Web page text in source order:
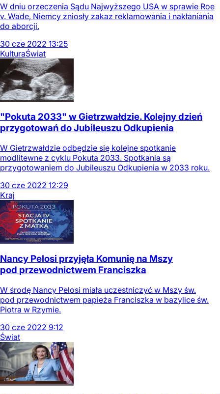
W dniu orzeczenia Sądu Najwyższego USA w sprawie Roe
v. Wade, Niemcy zniosły zakaz reklamowania i nakłaniania
do aborcji.
30 cze 2022 13:25
KulturaŚwiat
"Pokuta 2033" w Gietrzwałdzie. Kolejny dzień
przygotowań do Jubileuszu Odkupienia
W Gietrzwałdzie odbędzie się kolejne spotkanie
modlitewne z cyklu Pokuta 2033. Spotkania są
przygotowaniem do Jubileuszu Odkupienia w 2033 roku.
30 cze 2022 12:29
Kraj
Nancy Pelosi przyjęła Komunię na Mszy
pod przewodnictwem Franciszka
W środę Nancy Pelosi miała uczestniczyć w Mszy św.
pod przewodnictwem papieża Franciszka w bazylice św.
Piotra w Rzymie.
30 cze 2022 9:12
Świat